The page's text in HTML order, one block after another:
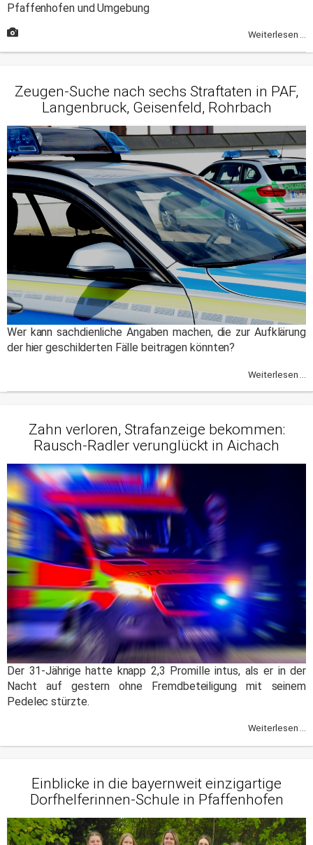
Pfaffenhofen und Umgebung
Weiterlesen ...
Zeugen-Suche nach sechs Straftaten in PAF,
Langenbruck, Geisenfeld, Rohrbach
Wer kann sachdienliche Angaben machen, die zur Aufklärung
der hier geschilderten Fälle beitragen könnten?
Weiterlesen ...
Zahn verloren, Strafanzeige bekommen:
Rausch-Radler verunglückt in Aichach
Der 31-Jährige hatte knapp 2,3 Promille intus, als er in der
Nacht auf gestern ohne Fremdbeteiligung mit seinem
Pedelec stürzte.
Weiterlesen ...
Einblicke in die bayernweit einzigartige
Dorfhelferinnen-Schule in Pfaffenhofen